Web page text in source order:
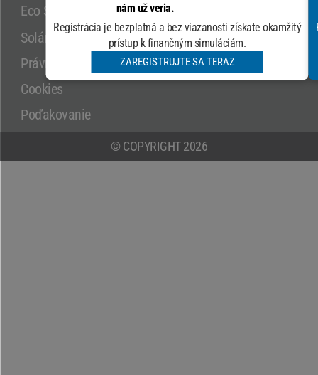
nám už veria.
Registrácia je bezplatná a bez viazanosti získate okamžitý
prístup k finančným simuláciám.
ZAREGISTRUJTE SA TERAZ
Eco Solar Friendly
Solárne mestá
Právne upozornenie
Cookies
Poďakovanie
Simatap
* Aktívnych používateľov na celom svete
Zdroj: Analytics.google.com
© COPYRIGHT 2026